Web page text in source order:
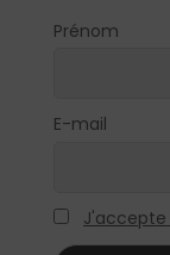
Prénom
E-mail